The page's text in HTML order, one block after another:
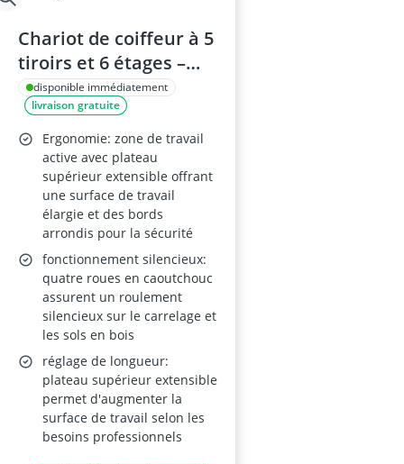
Chariot de coiffeur à 5
tiroirs et 6 étages –
Blanc
disponible immédiatement
livraison gratuite
Ergonomie: zone de travail
active avec plateau
supérieur extensible offrant
une surface de travail
élargie et des bords
arrondis pour la sécurité
fonctionnement silencieux:
quatre roues en caoutchouc
assurent un roulement
silencieux sur le carrelage et
les sols en bois
réglage de longueur:
plateau supérieur extensible
permet d'augmenter la
surface de travail selon les
besoins professionnels